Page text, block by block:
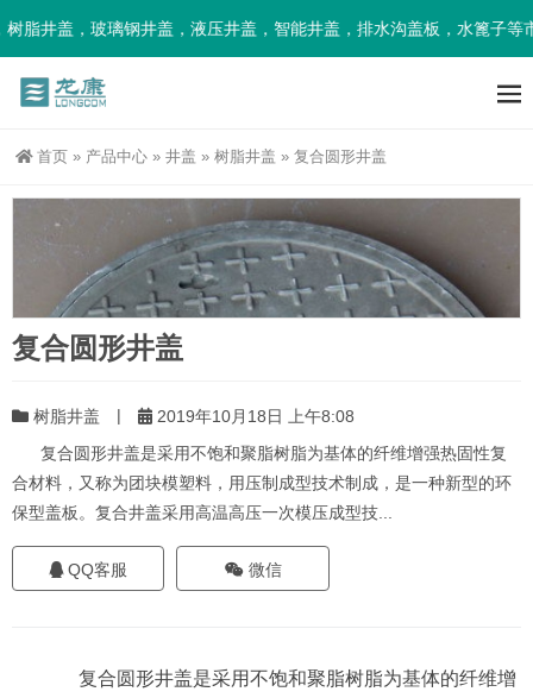
盖，玻璃钢井盖，液压井盖，智能井盖，排水沟盖板，水篦子等市政
首页 » 产品中心 » 井盖 » 树脂井盖 » 复合圆形井盖
复合圆形井盖
树脂井盖 |
2019年10月18日 上午8:08
复合圆形井盖是采用不饱和聚脂树脂为基体的纤维增强热固性复
合材料，又称为团块模塑料，用压制成型技术制成，是一种新型的环
保型盖板。复合井盖采用高温高压一次模压成型技...
QQ客服 微信
复合圆形井盖是采用不饱和聚脂树脂为基体的纤维增